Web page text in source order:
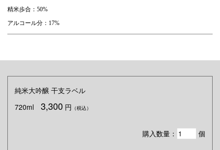
精米歩合：50%
アルコール分：17%
純米大吟醸 干支ラベル
720ml 3,300 円 （税込）
購入数量： 個